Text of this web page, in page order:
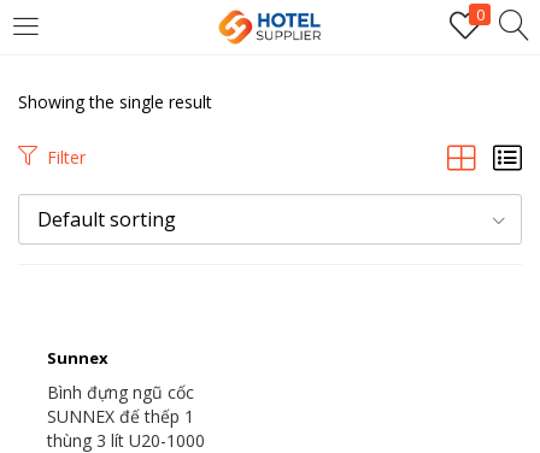
0
Enter your username and password to login.
Showing the single result
Filter
Default sorting
Sunnex
Bình đựng ngũ cốc
SUNNEX đế thếp 1
thùng 3 lít U20-1000